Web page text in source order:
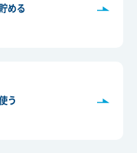
める
う